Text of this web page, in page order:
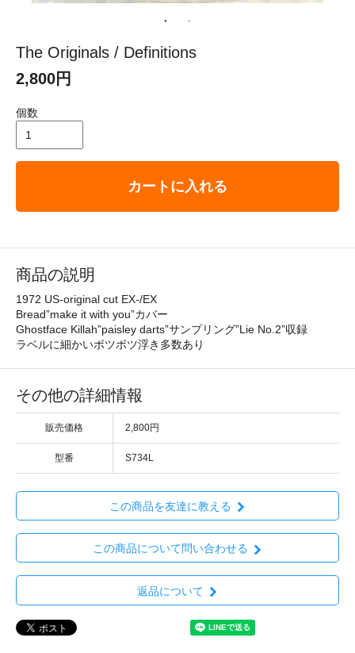
The Originals / Definitions
2,800円
個数
カートに入れる
商品の説明
1972 US-original cut EX-/EX
Bread”make it with you”カバー
Ghostface Killah”paisley darts”サンプリング”Lie No.2”収録
ラベルに細かいボツボツ浮き多数あり
その他の詳細情報
販売価格 2,800円
型番 S734L
この商品を友達に教える
この商品について問い合わせる
返品について